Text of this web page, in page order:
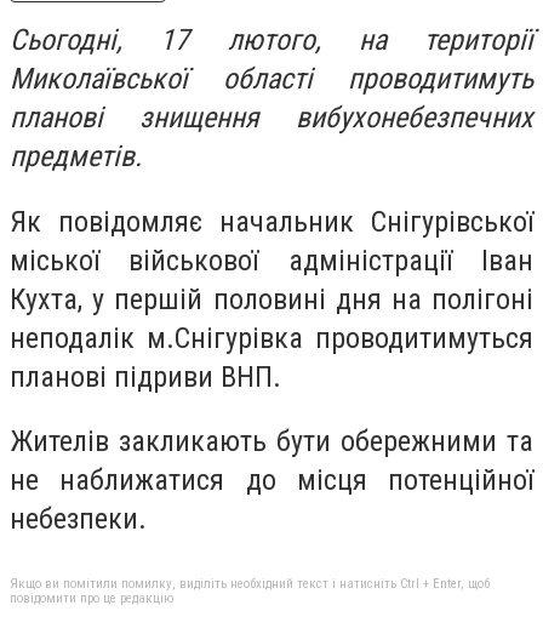
Сьогодні, 17 лютого, на території
Миколаївської області проводитимуть
планові знищення вибухонебезпечних
предметів.
Як повідомляє начальник Снігурівської
міської військової адміністрації Іван
Кухта, у першій половині дня на полігоні
неподалік м.Снігурівка проводитимуться
планові підриви ВНП.
Жителів закликають бути обережними та
не наближатися до місця потенційної
небезпеки.
Якщо ви помітили помилку, виділіть необхідний текст і натисніть Ctrl + Enter, щоб
повідомити про це редакцію